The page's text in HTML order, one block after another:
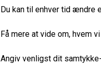
Du kan til enhver tid ændre
Få mere at vide om, hvem
Angiv venligst dit